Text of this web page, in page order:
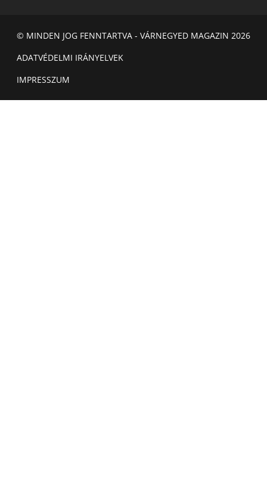
© MINDEN JOG FENNTARTVA - VÁRNEGYED MAGAZIN 2026
ADATVÉDELMI IRÁNYELVEK
IMPRESSZUM